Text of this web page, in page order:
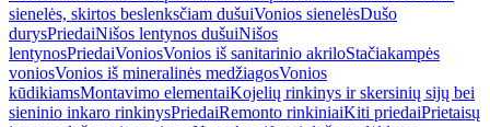
sienelės, skirtos beslenksčiam dušuiVonios sienelėsDušo
durysPriedaiNišos lentynos dušuiNišos
lentynosPriedaiVoniosVonios iš sanitarinio akriloStačiakampės
voniosVonios iš mineralinės medžiagosVonios
kūdikiamsMontavimo elementaiKojelių rinkinys ir skersinių sijų bei
sieninio inkaro rinkinysPriedaiRemonto rinkiniaiKiti priedaiPrietaisų